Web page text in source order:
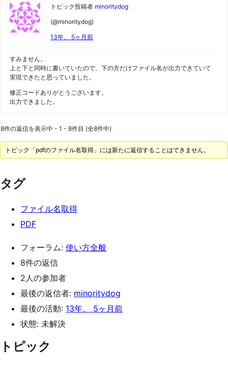
トピック投稿者 minoritydog
(@minoritydog)
13年、 5ヶ月前
すみません。
上と下と同時に書いていたので、下の方だけファイル名が出力できていて
実現できたと思っていました。
修正コードありがとうございます。
出力できました。
8件の返信を表示中 - 1 - 8件目 (全8件中)
トピック「pdfのファイル名取得」には新たに返信することはできません。
タグ
ファイル名取得
PDF
フォーラム: 使い方全般
8件の返信
2人の参加者
最後の返信者: minoritydog
最後の活動: 13年、 5ヶ月前
状態: 未解決
トピック